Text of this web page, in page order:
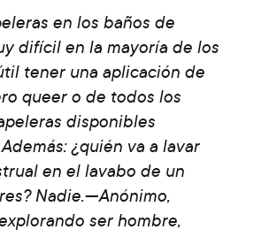
en los baños de
difícil en la mayoría de los
tener una aplicación de
queer o de todos los
disponibles
¿quién va a lavar
en el lavabo de un
Nadie.—Anónimo,
ser hombre,